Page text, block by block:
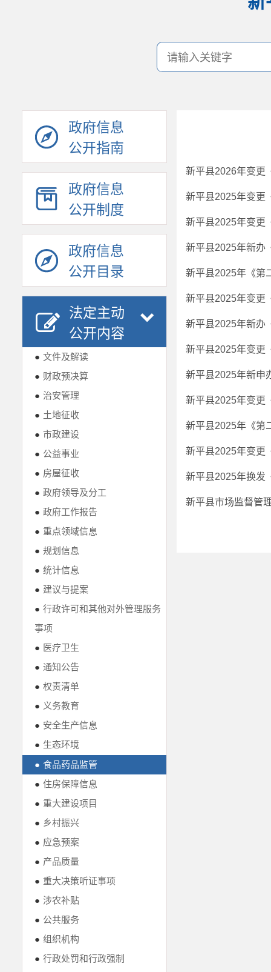
政府信息
公开指南
政府信息
公开制度
政府信息
公开目录
法定主动
公开内容
● 文件及解读
● 财政预决算
● 治安管理
● 土地征收
● 市政建设
● 公益事业
● 房屋征收
● 政府领导及分工
● 政府工作报告
● 重点领域信息
● 规划信息
● 统计信息
● 建议与提案
● 行政许可和其他对外管理服务
事项
● 医疗卫生
● 通知公告
● 权责清单
● 义务教育
● 安全生产信息
● 生态环境
● 食品药品监管
● 住房保障信息
● 重大建设项目
● 乡村振兴
● 应急预案
● 产品质量
● 重大决策听证事项
● 涉农补贴
● 公共服务
● 组织机构
● 行政处罚和行政强制
新平县2026年变更
新平县2025年变更
新平县2025年变更
新平县2025年新办
新平县2025年变更
新平县2025年新办
新平县2025年变更
新平县2025年新申
新平县2025年变更
新平县2025年变更
新平县2025年换发